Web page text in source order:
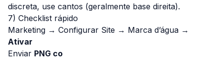
discreta, use cantos (geralmente base direita).
7) Checklist rápido
Marketing → Configurar Site → Marca d’água →
Ativar
Enviar PNG co